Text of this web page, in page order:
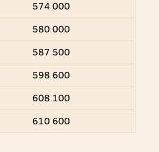
574 000
580 000
587 500
598 600
608 100
610 600